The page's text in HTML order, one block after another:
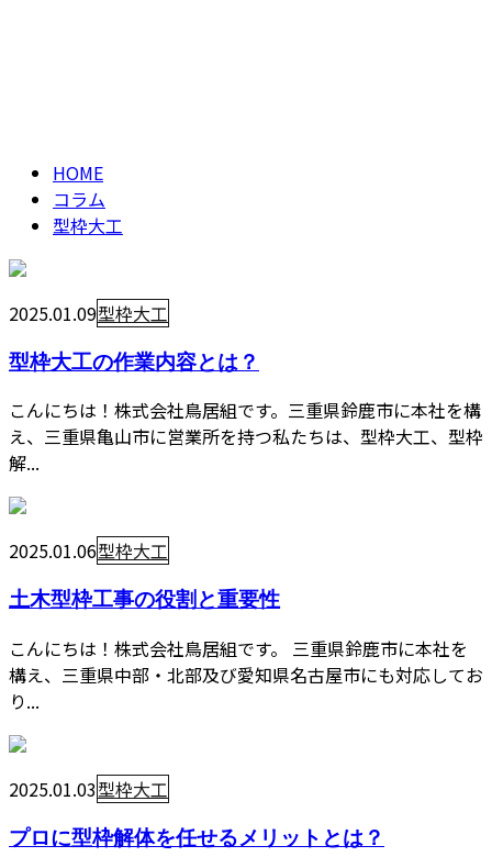
HOME
コラム
型枠大工
2025.01.09型枠大工
型枠大工の作業内容とは？
こんにちは！株式会社鳥居組です。三重県鈴鹿市に本社を構
え、三重県亀山市に営業所を持つ私たちは、型枠大工、型枠
解...
2025.01.06型枠大工
土木型枠工事の役割と重要性
こんにちは！株式会社鳥居組です。 三重県鈴鹿市に本社を
構え、三重県中部・北部及び愛知県名古屋市にも対応してお
り...
2025.01.03型枠大工
プロに型枠解体を任せるメリットとは？